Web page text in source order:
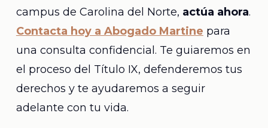
campus de Carolina del Norte, actúa ahora.
Contacta hoy a Abogado Martine para
una consulta confidencial. Te guiaremos en
el proceso del Título IX, defenderemos tus
derechos y te ayudaremos a seguir
adelante con tu vida.